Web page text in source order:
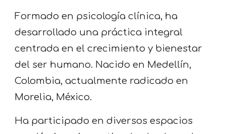
Formado en psicología clínica, ha
desarrollado una práctica integral
centrada en el crecimiento y bienestar
del ser humano. Nacido en Medellín,
Colombia, actualmente radicado en
Morelia, México.
Ha participado en diversos espacios